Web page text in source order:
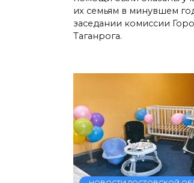
их семьям в минувшем
заседании комиссии
Таганрога.